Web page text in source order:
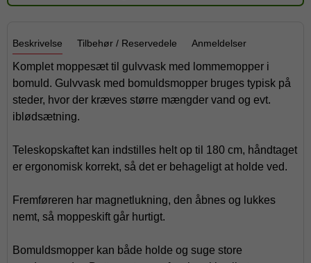
Beskrivelse Tilbehør / Reservedele Anmeldelser
Komplet moppesæt til gulvvask med lommemopper i
bomuld. Gulvvask med bomuldsmopper bruges typisk på
steder, hvor der kræves større mængder vand og evt.
iblødsætning.
Teleskopskaftet kan indstilles helt op til 180 cm, håndtaget
er ergonomisk korrekt, så det er behageligt at holde ved.
Fremføreren har magnetlukning, den åbnes og lukkes
nemt, så moppeskift går hurtigt.
Bomuldsmopper kan både holde og suge store